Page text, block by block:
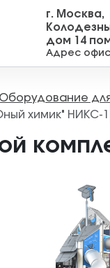
г. Москва,
дом 14
Адрес
Оборудование
химик" НИКС-